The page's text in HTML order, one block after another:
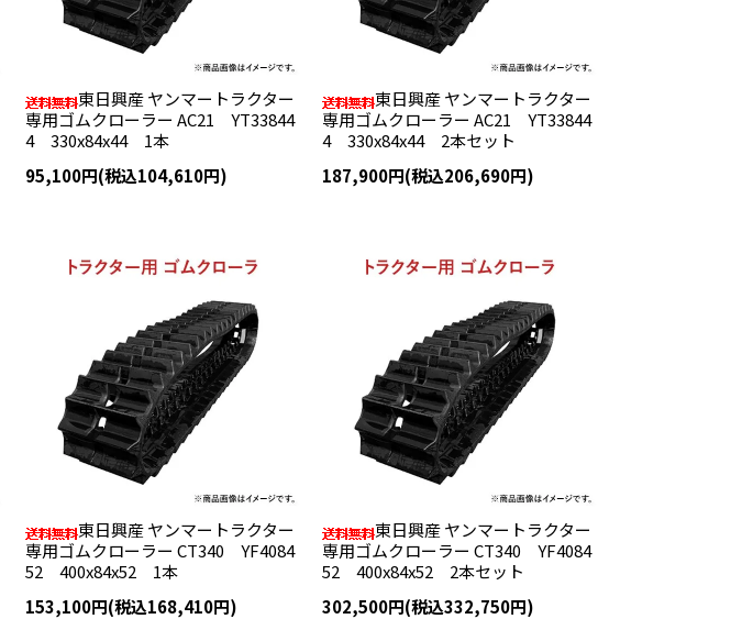
東日興産 ヤンマートラクター
専用ゴムクローラー AC21 YT33844
4 330x84x44 1本
95,100円(税込104,610円)
東日興産 ヤンマートラクター
専用ゴムクローラー AC21 YT33844
4 330x84x44 2本セット
187,900円(税込206,690円)
東日興産 ヤンマートラクター
専用ゴムクローラー CT340 YF4084
52 400x84x52 1本
153,100円(税込168,410円)
東日興産 ヤンマートラクター
専用ゴムクローラー CT340 YF4084
52 400x84x52 2本セット
302,500円(税込332,750円)